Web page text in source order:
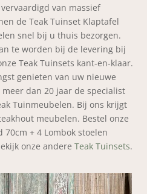
van massief
de Teak Tuinset Klaptafel
snel bij u thuis bezorgen.
te worden bij de levering bij
Teak Tuinsets kant-en-klaar.
genieten van uw nieuwe
dan 20 jaar de specialist
Tuinmeubelen. Bij ons krijgt
meubelen. Bestel onze
70cm + 4 Lombok stoelen
onze andereTeak Tuinsets.